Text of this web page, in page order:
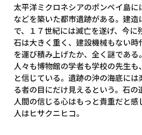
太平洋ミクロネシアのポンペイ島に
などを築いた都市遺跡がある。建造
で、１７世紀には滅亡を遂げ、今に
石は大きく重く、建設機械もない時
を運び積み上げたか、全く謎である
人々も博物館の学者も学校の先生も
と信じている。遺跡の沖の海底には
る者の目にだけ見えるという。石の
人間の信じる心はもっと貴重だと
人はヒサクニヒコ。